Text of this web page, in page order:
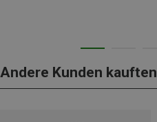
Andere Kunden